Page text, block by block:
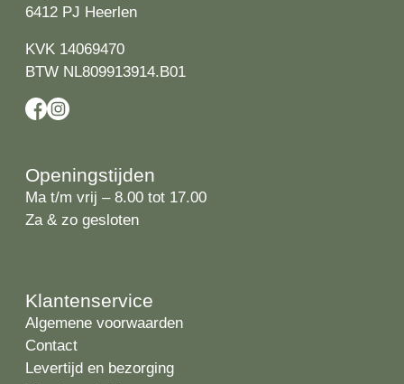
6412 PJ Heerlen
KVK 14069470
BTW NL809913914.B01
Openingstijden
Ma t/m vrij – 8.00 tot 17.00
Za & zo gesloten
Klantenservice
Algemene voorwaarden
Contact
Levertijd en bezorging